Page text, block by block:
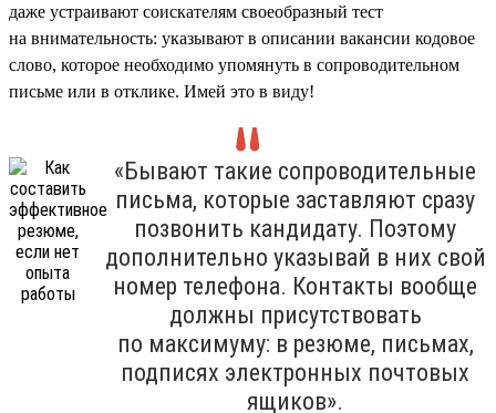
даже устраивают соискателям своеобразный тест
на внимательность: указывают в описании вакансии кодовое
слово, которое необходимо упомянуть в сопроводительном
письме или в отклике. Имей это в виду!
«Бывают такие сопроводительные
письма, которые заставляют сразу
позвонить кандидату. Поэтому
дополнительно указывай в них свой
номер телефона. Контакты вообще
должны присутствовать
по максимуму: в резюме, письмах,
подписях электронных почтовых
ящиков».